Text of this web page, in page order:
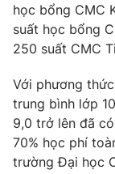
® Cấm sao chép
thuận bằng văn
thông tin từ
học bổng CMC
suất học bổng
250 suất CMC
Với phương
trung bình lớp
9,0 trở lên đã
70% học phí
trường Đại học